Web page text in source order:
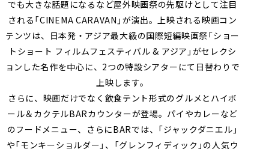
でも大きな話題になるなど屋外映画祭の先駆けとして注目
される「CINEMA CARAVAN」が演出。上映される映画コン
テンツは、⽇本発・アジア最⼤級の国際短編映画祭「ショー
トショート フィルムフェスティバル & アジア」がセレクシ
ョンした名作を中心に、2つの特設シアターにて日替わりで
上映します。
さらに、映画だけでなく飲食テント形式のグルメとハイボ
ール＆カクテルBARカウンターが登場。パイやカレーなど
のフードメニュー、さらにBARでは、「ジャックダニエル」
や「モンキーショルダー」、「グレンフィディック」の人気ウ